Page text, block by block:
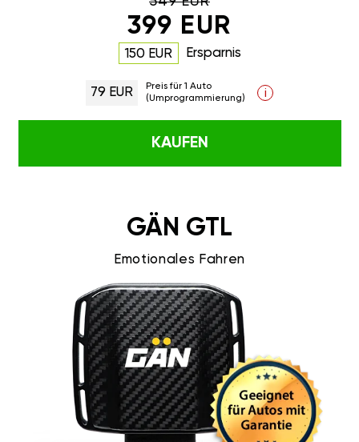
399 EUR
150 EUR Ersparnis
79 EUR
Preis für 1 Auto
(Umprogrammierung)
i
KAUFEN
GÄN GTL
Emotionales Fahren